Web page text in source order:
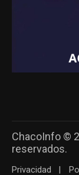
ChacoInfo ©
reservados.
Privacidad